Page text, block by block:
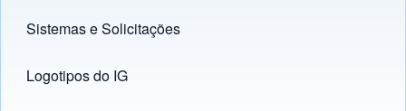
Sistemas e Solicitações
(opens in new tab)
Logotipos do IG
(opens in new tab)